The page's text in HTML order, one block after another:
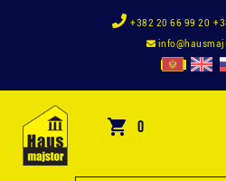
+382 20 66 99 20
0